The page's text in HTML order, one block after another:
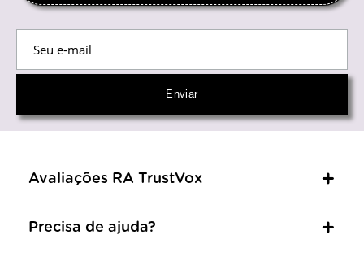
Avaliações RA TrustVox
Precisa de ajuda?